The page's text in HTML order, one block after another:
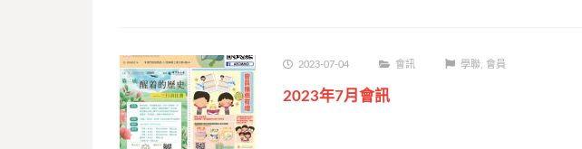
2023-07-04 會訊 學聯 會員
2023年7月會訊